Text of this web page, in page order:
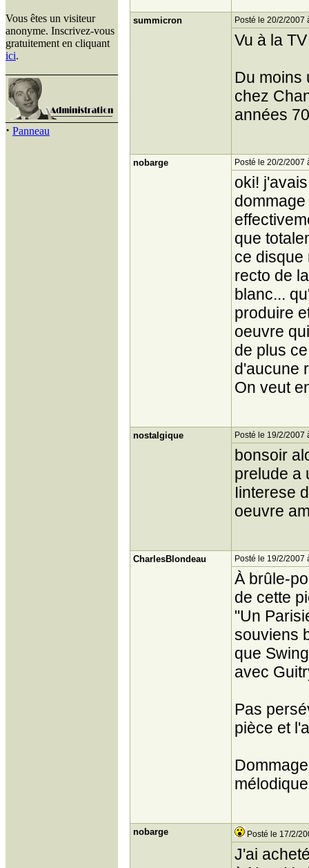
Vous êtes un visiteur
anonyme. Inscrivez-vous
gratuitement en cliquant
ici.
· Panneau
summicron Posté le 20/2/2007
Vu à la TV
Du moins
chez
années
nobarge Posté le 20/2/2007
oki!
que
ce disque
recto de
blanc...
produire
oeuvre
de plus
d'aucune
On veut
nostalgique Posté le 19/2/2007
bonsoir
prelude a
Iinterese
oeuvre
CharlesBlondeau Posté le 19/2/2007
À brûle-
de cette
"Un
souviens
que
avec
Pas
pièce et
nobarge Posté le 17/2/
J'ai